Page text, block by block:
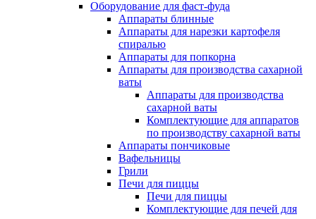
Оборудование для фаст-фуда
Аппараты блинные
Аппараты для нарезки картофеля
спиралью
Аппараты для попкорна
Аппараты для производства сахарной
ваты
Аппараты для производства
сахарной ваты
Комплектующие для аппаратов
по производству сахарной ваты
Аппараты пончиковые
Вафельницы
Грили
Печи для пиццы
Печи для пиццы
Комплектующие для печей для